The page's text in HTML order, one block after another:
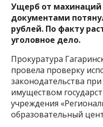
Ущерб от
документами
рублей. По факту
уголовное дело.
Прокуратура
провела проверку
законодательства
имуществом
учреждения
образовательный